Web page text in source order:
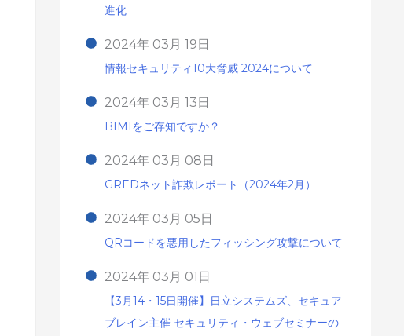
進化
情報セキュリティ10大脅威 2024について
2024年 03月 19日
BIMIをご存知ですか？
2024年 03月 13日
GREDネット詐欺レポート（2024年2月）
2024年 03月 08日
QRコードを悪用したフィッシング攻撃について
2024年 03月 05日
【3月14・15日開催】日立システムズ、セキュア
ブレイン主催 セキュリティ・ウェブセミナーの
2024年 03月 01日